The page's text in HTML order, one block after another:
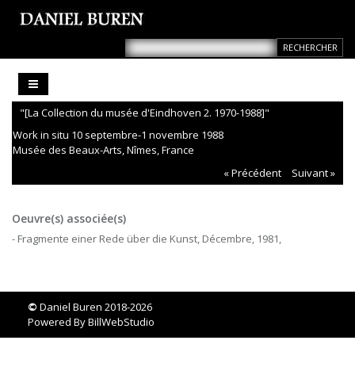
"[La Collection du musée d'Eindhoven 2. 1970-1988]"
Work in situ 10 septembre-1 novembre 1988
Musée des Beaux-Arts, Nîmes, France
« Précédent
Suivant »
Oeuvre(s) associée(s)
- Fragmente einer Rede über die Kunst, Décembre, 1981,
© Daniel Buren 2018-2026
Powered ByBillWebStudio